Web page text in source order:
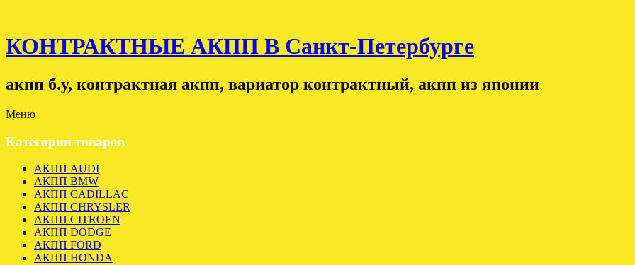
КОНТРАКТНЫЕ АКПП В Санкт-Петербурге
акпп б.у, контрактная акпп, вариатор контрактный, акпп из японии
Меню
Категории товаров
АКПП AUDI
АКПП BMW
АКПП CADILLAC
АКПП CHRYSLER
АКПП CITROEN
АКПП DODGE
АКПП FORD
АКПП HONDA